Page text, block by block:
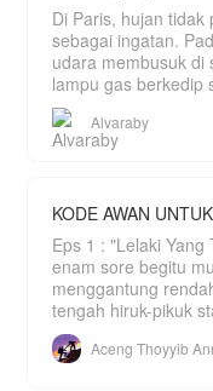
Di Paris, hujan
sebagai ingatan.
udara membusuk di
lampu gas berkedip
Alvaraby
KODE AWAN
Eps 1 : "Lelaki Yang Terlalu
enam sore begitu
menggantung
tengah hiruk-pikuk